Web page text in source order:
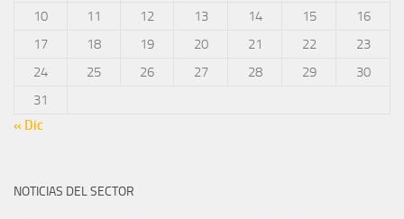
10
11 12 13 14 15
16
17
18 19 20 21 22
23
24
25 26 27 28 29
30
31
« Dic
NOTICIAS DEL SECTOR